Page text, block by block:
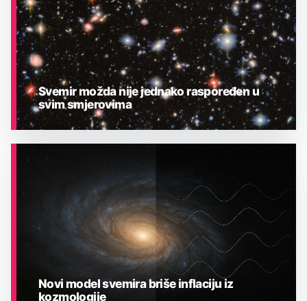
ASTRONOMIJA
Svemir možda nije jednako raspoređen u
svim smjerovima
Novi model svemira briše inflaciju iz
kozmologije